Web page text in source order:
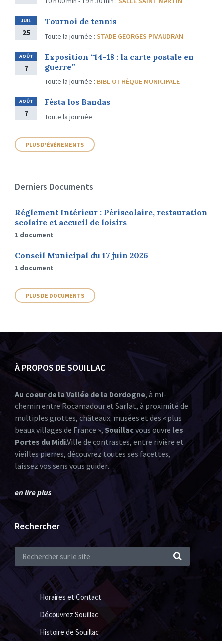
JUIL
25
Tournoi de tennis
Toute la journée : STADE GEORGES PIVAUDRAN
AOÛT
7
Exposition “14-18 : la carte postale en
guerre”
Toute la journée : BIBLIOTHÈQUE MUNICIPALE
AOÛT
7
Fèsta los Bandas
Toute la journée
PLUS D'ÉVÉNEMENTS
Derniers Documents
Réglement Intérieur : Périscolaire, restauration
scolaire et accueil de loisirs
1 document
Conseil Municipal du 17 juin 2026
1 document
PLUS DE DOCUMENTS
À PROPOS DE SOUILLAC
Au coeur de la Vallée de la Dordogne, à mi-
chemin entre Rocamadour et Sarlat, à proximité de
multiples grottes, châteaux, musées et des « plus
beaux villages de France », Souillacvous ouvre les
Portes du Midi.Ville de contrastes, entre rivière et
vieilles pierres, découvrez toutes ses facettes,
laissez vos sens vous guider…
en lire plus
Rechercher
Horaires et Contact
Découvrez Souillac
Histoire de Souillac